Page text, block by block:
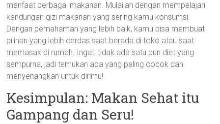
manfaat berbagai makanan. Mulailah dengan mempelajari
kandungan gizi makanan yang sering kamu konsumsi.
Dengan pemahaman yang lebih baik, kamu bisa membuat
pilihan yang lebih cerdas saat berada di toko atau saat
memasak di rumah. Ingat, tidak ada satu pun diet yang
sempurna, jadi temukan apa yang paling cocok dan
menyenangkan untuk dirimu!
Kesimpulan: Makan Sehat itu
Gampang dan Seru!